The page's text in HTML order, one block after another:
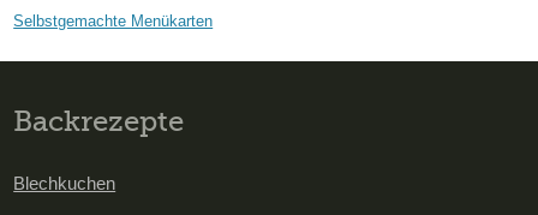
Selbstgemachte Menükarten
Backrezepte
Blechkuchen